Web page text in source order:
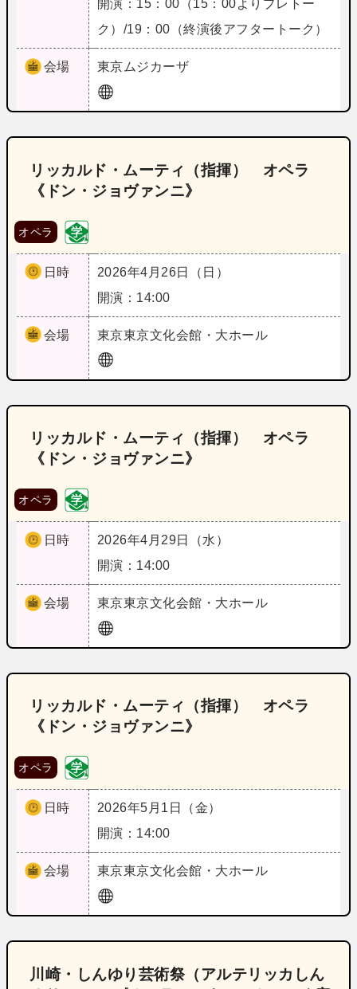
開演：15：00（15：00よりプレトー
ク）/19：00（終演後アフタートーク）
会場 東京 ムジカーザ
リッカルド・ムーティ（指揮） オペラ
《ドン・ジョヴァンニ》
オペラ
日時
2026年4月26日（日）
開演：14:00
会場 東京東京文化会館・大ホール
リッカルド・ムーティ（指揮） オペラ
《ドン・ジョヴァンニ》
オペラ
日時
2026年4月29日（水）
開演：14:00
会場 東京東京文化会館・大ホール
リッカルド・ムーティ（指揮） オペラ
《ドン・ジョヴァンニ》
オペラ
日時
2026年5月1日（金）
開演：14:00
会場 東京東京文化会館・大ホール
川崎・しんゆり芸術祭（アルテリッカしん